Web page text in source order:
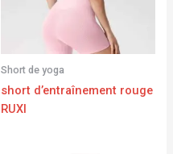
Short de yoga
short d’entraînement rouge
RUXI